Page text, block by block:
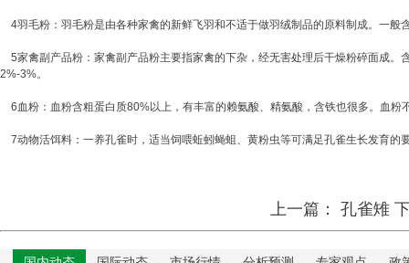
4羽毛粉：羽毛粉是由各种家禽的新鲜飞羽和不适于做羽绒制品的原料制成。一
5家禽副产品粉：家禽副产品粉主要指家禽的下杂，经无害处理后干燥粉碎面成
2%-3%。
6血粉：血粉含粗蛋白质80%以上，有丰富的赖氨酸、精氨酸，含铁也很多。血
7动物活饵料：一养孔雀时，适当饲喂蚯蚓蝇蛆、黄粉虫等可满足孔雀生长发育的
上一篇： 孔雀雉